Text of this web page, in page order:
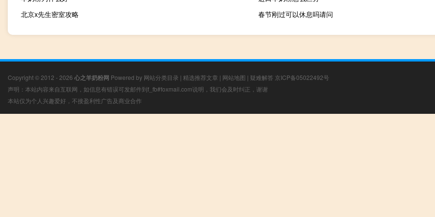
北京x先生密室攻略
春节刚过可以休息吗请问
Copyright © 2012 - 2026 心之羊奶粉网 Powered by 网站分类目录 | 精选推荐文章 | 网站地图 | 疑难解答 京ICP备05022492号
声明：本站内容来自互联网，如信息有错误可发邮件到f_fb#foxmail.com说明，我们会及时纠正，谢谢
本站仅为个人兴趣爱好，不接盈利性广告及商业合作